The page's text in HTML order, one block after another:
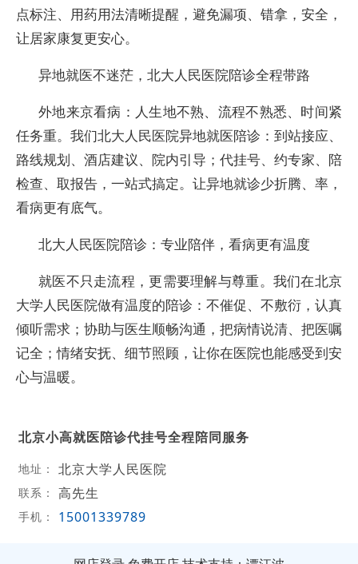
点标注、用药用法清晰提醒，避免漏项、错拿，安全，
让居家康复更安心。
异地就医不迷茫，北大人民医院陪诊全程带路
外地来京看病：人生地不熟、流程不熟悉、时间紧
任务重。我们北大人民医院异地就医陪诊：到站接应、
路线规划、酒店建议、院内引导；代挂号、约专家、陪
检查、取报告，一站式搞定。让异地就诊少折腾、率，
看病更有底气。
北大人民医院陪诊：专业陪伴，看病更有温度
就医不只走流程，更需要理解与尊重。我们在北京
大学人民医院做有温度的陪诊：不催促、不敷衍，认真
倾听需求；协助与医生顺畅沟通，把病情说清、把医嘱
记全；情绪安抚、细节照顾，让你在医院也能感受到安
心与温暖。
北京小高就医陪诊代挂号全程陪同服务
地址： 北京大学人民医院
联系： 高先生
手机： 15001339789